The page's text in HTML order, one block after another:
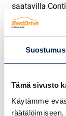
Suostumus
Tämä sivusto
Käytämme
saatavilla
edistyksellisen
mahdollistaa
vähentää
tehokkaan